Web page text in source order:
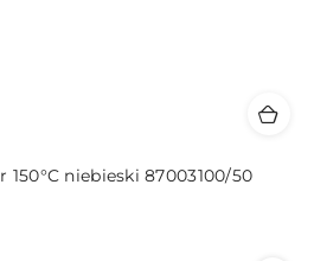
150°C niebieski 87003100/50